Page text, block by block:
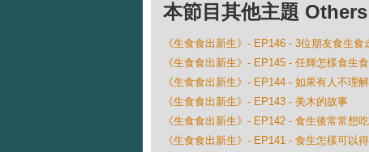
本節目其他主題
《生食食出新生》- EP146 - 3位朋友食生食
《生食食出新生》- EP145 - 任輝怎樣食生
《生食食出新生》- EP144 - 如果有人不理
《生食食出新生》- EP143 - 美木的故事
《生食食出新生》- EP142 - 食生後常常想
《生食食出新生》- EP141 - 食生怎樣可以